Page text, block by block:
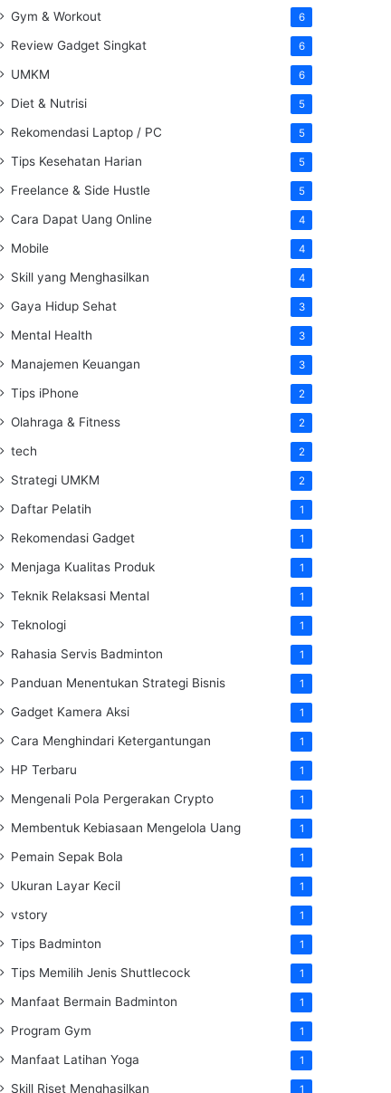
Gym & Workout 6
Review Gadget Singkat 6
UMKM 6
Diet & Nutrisi 5
Rekomendasi Laptop / PC 5
Tips Kesehatan Harian 5
Freelance & Side Hustle 5
Cara Dapat Uang Online 4
Mobile 4
Skill yang Menghasilkan 4
Gaya Hidup Sehat 3
Mental Health 3
Manajemen Keuangan 3
Tips iPhone 2
Olahraga & Fitness 2
tech 2
Strategi UMKM 2
Daftar Pelatih 1
Rekomendasi Gadget 1
Menjaga Kualitas Produk 1
Teknik Relaksasi Mental 1
Teknologi 1
Rahasia Servis Badminton 1
Panduan Menentukan Strategi Bisnis 1
Gadget Kamera Aksi 1
Cara Menghindari Ketergantungan 1
HP Terbaru 1
Mengenali Pola Pergerakan Crypto 1
Membentuk Kebiasaan Mengelola Uang 1
Pemain Sepak Bola 1
Ukuran Layar Kecil 1
vstory 1
Tips Badminton 1
Tips Memilih Jenis Shuttlecock 1
Manfaat Bermain Badminton 1
Program Gym 1
Manfaat Latihan Yoga 1
Skill Riset Menghasilkan 1